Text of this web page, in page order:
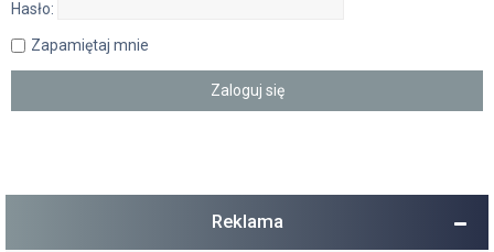
Hasło:
Zapamiętaj mnie
Reklama